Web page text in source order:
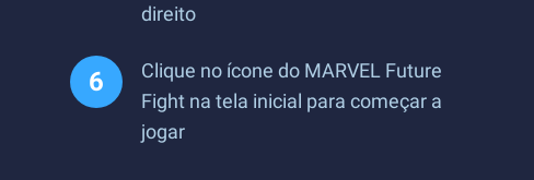
direito
Clique no ícone do MARVEL Future
Fight na tela inicial para começar a
jogar